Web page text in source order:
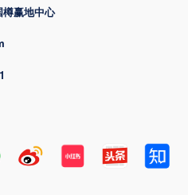
赢地中心